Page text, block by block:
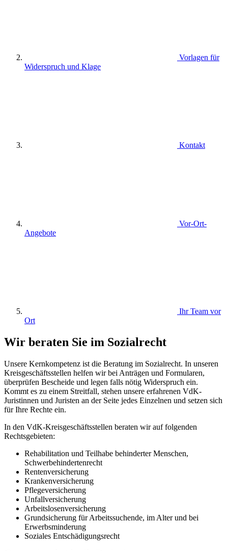
Vorlagen für
Widerspruch und Klage
Kontakt
Vor-Ort-
Angebote
Ihr Team vor
Ort
Wir beraten Sie im Sozialrecht
Unsere Kernkompetenz ist die Beratung im Sozialrecht. In unseren
Kreisgeschäftsstellen helfen wir bei Anträgen und Formularen,
überprüfen Bescheide und legen falls nötig Widerspruch ein.
Kommt es zu einem Streitfall, stehen unsere erfahrenen VdK-
Juristinnen und Juristen an der Seite jedes Einzelnen und setzen sich
für Ihre Rechte ein.
In den VdK-Kreisgeschäftsstellen beraten wir auf folgenden
Rechtsgebieten:
Rehabilitation und Teilhabe behinderter Menschen,
Schwerbehindertenrecht
Rentenversicherung
Krankenversicherung
Pflegeversicherung
Unfallversicherung
Arbeitslosenversicherung
Grundsicherung für Arbeitssuchende, im Alter und bei
Erwerbsminderung
Soziales Entschädigungsrecht